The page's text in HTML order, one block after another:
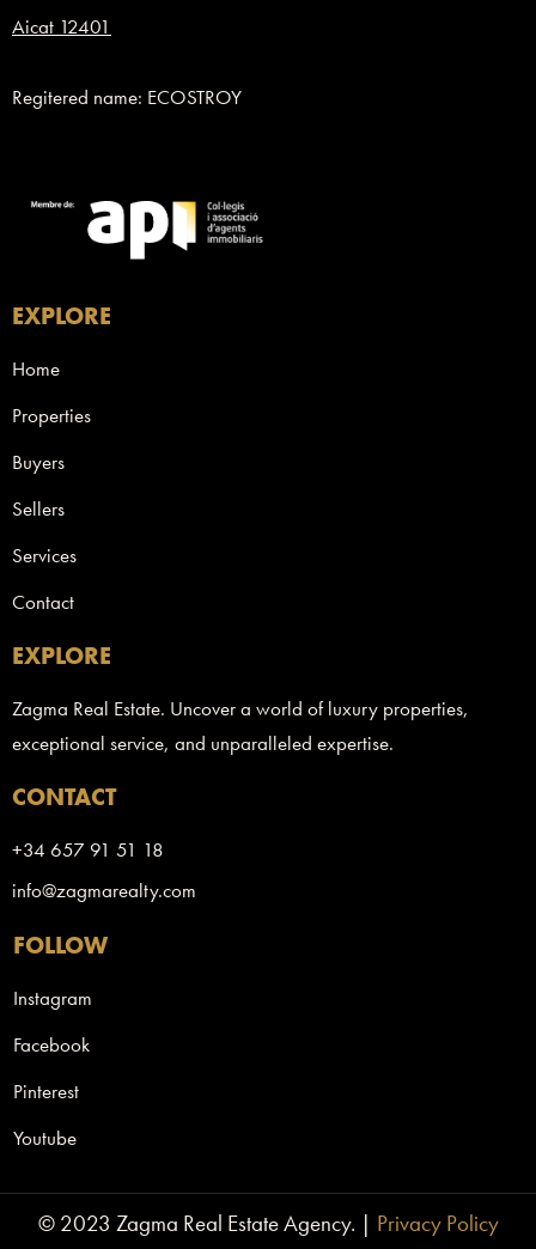
Aicat 12401
Regitered name: ECOSTROY
EXPLORE
Home
Properties
Buyers
Sellers
Services
Contact
EXPLORE
Zagma Real Estate. Uncover a world of luxury properties,
exceptional service, and unparalleled expertise.
CONTACT
+34 657 91 51 18
info@zagmarealty.com
FOLLOW
Instagram
Facebook
Pinterest
Youtube
© 2023 Zagma Real Estate Agency. | Privacy Policy